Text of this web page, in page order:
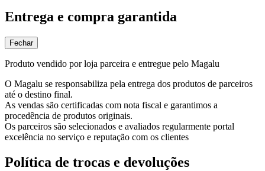
Entrega e compra garantida
Fechar
Produto vendido por loja parceira e entregue pelo Magalu
O Magalu se responsabiliza pela entrega dos produtos de parceiros
até o destino final.
As vendas são certificadas com nota fiscal e garantimos a
procedência de produtos originais.
Os parceiros são selecionados e avaliados regularmente portal
excelência no serviço e reputação com os clientes
Política de trocas e devoluções